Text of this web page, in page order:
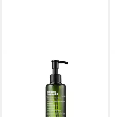
Gesichts-Reinigungsmaske
Purito, From Green Cleansing
Oil - 200 ml, Mildes,
pflanzenbasiertes